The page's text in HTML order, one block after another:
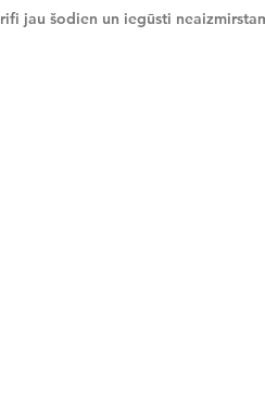
jau šodien un iegūsti